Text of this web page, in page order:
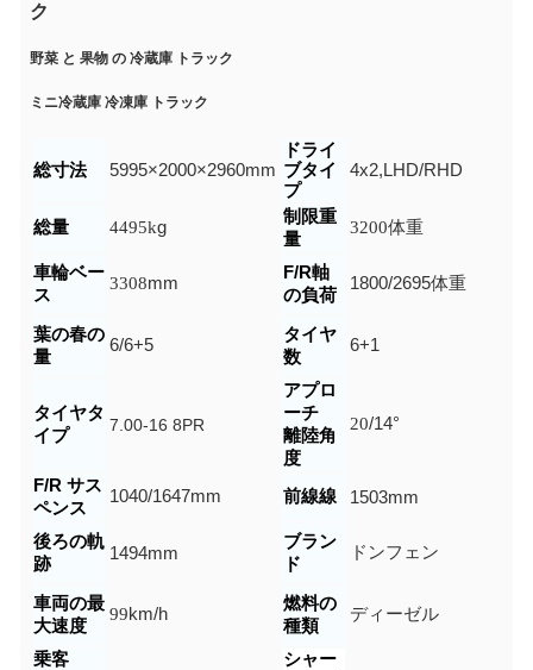
ク
野菜 と 果物 の 冷蔵庫 トラック
ミニ冷蔵庫 冷凍庫 トラック
総寸法 5995×2000×2960mm
ドライ
ブタイ
プ
4x2,LHD/RHD
総量 4495kg
制限重
量
3200体重
車輪ベー
ス
3308mm
F/R軸
の負荷
1800/2695体重
葉の春の
量
6/6+5
タイヤ
数
6+1
タイヤタ
イプ
7.00-16 8PR
アプロ
ーチ
離陸角
度
20/14°
F/R サス
ペンス
1040/1647mm 前線線 1503mm
後ろの軌
跡
1494mm
ブラン
ド
ドンフェン
車両の最
大速度
99km/h
燃料の
種類
ディーゼル
乗客
シャー